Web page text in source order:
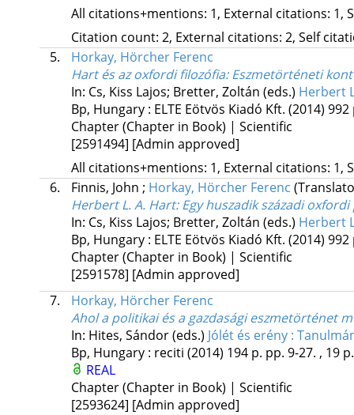
All citations+mentions: 1, External citations: 1,
Citation count: 2, External citations: 2, Self
5.
Horkay, Hörcher Ferenc
Hart és az oxfordi filozófia: Eszmetörténeti
In: Cs, Kiss Lajos; Bretter, Zoltán (eds.) Herbert
Bp, Hungary : ELTE Eötvös Kiadó Kft. (2014) 992
Chapter (Chapter in Book) | Scientific
[2591494] [Admin approved]
All citations+mentions: 1, External citations: 1,
6.
Finnis, John ; Horkay, Hörcher Ferenc
Herbert L. A. Hart: Egy huszadik századi
In: Cs, Kiss Lajos; Bretter, Zoltán (eds.) Herbert
Bp, Hungary : ELTE Eötvös Kiadó Kft. (2014) 992
Chapter (Chapter in Book) | Scientific
[2591578] [Admin approved]
7.
Horkay, Hörcher Ferenc
Ahol a politikai és a gazdasági eszmetörténet
In: Hites, Sándor (eds.) Jólét és erény :
Bp, Hungary : reciti (2014) 194 p. pp. 9-27. , 19 p.
REAL
Chapter (Chapter in Book) | Scientific
[2593624] [Admin approved]